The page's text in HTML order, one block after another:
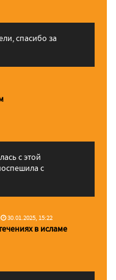
спасибо за
с этой
с
30.01.2025, 15:22
в исламе